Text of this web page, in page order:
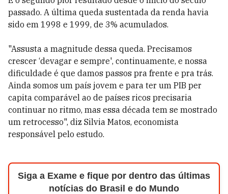
passado. A última queda sustentada da renda havia
sido em 1998 e 1999, de 3% acumulados.
"Assusta a magnitude dessa queda. Precisamos
crescer ‘devagar e sempre', continuamente, e nossa
dificuldade é que damos passos pra frente e pra trás.
Ainda somos um país jovem e para ter um PIB per
capita comparável ao de países ricos precisaria
continuar no ritmo, mas essa década tem se mostrado
um retrocesso", diz Silvia Matos, economista
responsável pelo estudo.
Siga a Exame e fique por dentro das últimas
notícias do Brasil e do Mundo